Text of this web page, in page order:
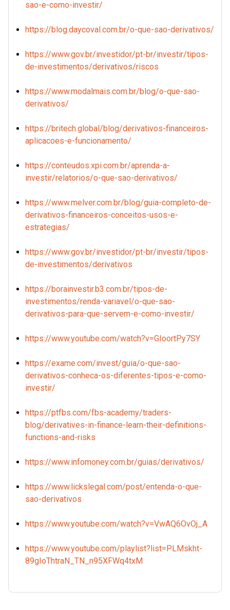
sao-e-como-investir/
https://blog.daycoval.com.br/o-que-sao-derivativos/
https://www.gov.br/investidor/pt-br/investir/tipos-
de-investimentos/derivativos/riscos
https://www.modalmais.com.br/blog/o-que-sao-
derivativos/
https://britech.global/blog/derivativos-financeiros-
aplicacoes-e-funcionamento/
https://conteudos.xpi.com.br/aprenda-a-
investir/relatorios/o-que-sao-derivativos/
https://www.melver.com.br/blog/guia-completo-de-
derivativos-financeiros-conceitos-usos-e-
estrategias/
https://www.gov.br/investidor/pt-br/investir/tipos-
de-investimentos/derivativos
https://borainvestir.b3.com.br/tipos-de-
investimentos/renda-variavel/o-que-sao-
derivativos-para-que-servem-e-como-investir/
https://www.youtube.com/watch?v=GIoortPy7SY
https://exame.com/invest/guia/o-que-sao-
derivativos-conheca-os-diferentes-tipos-e-como-
investir/
https://ptfbs.com/fbs-academy/traders-
blog/derivatives-in-finance-learn-their-definitions-
functions-and-risks
https://www.infomoney.com.br/guias/derivativos/
https://www.lickslegal.com/post/entenda-o-que-
sao-derivativos
https://www.youtube.com/watch?v=VwAQ6OvOj_A
https://www.youtube.com/playlist?list=PLMskht-
89gIoThtraN_TN_n95XFWq4txM